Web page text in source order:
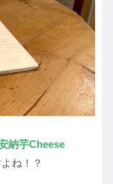
安納芋Cheese
ね！？